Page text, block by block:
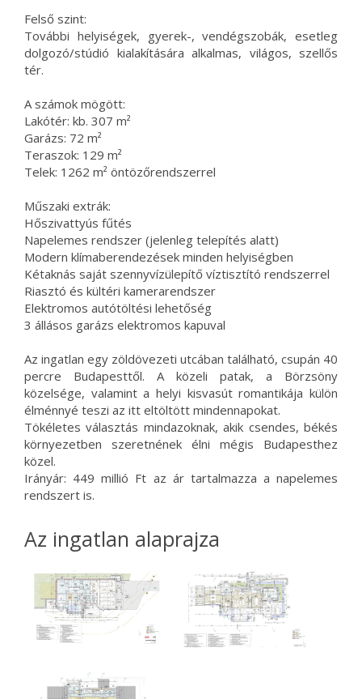
Felső szint:
További helyiségek, gyerek-, vendégszobák, esetleg
dolgozó/stúdió kialakítására alkalmas, világos, szellős
tér.
A számok mögött:
Lakótér: kb. 307 m²
Garázs: 72 m²
Teraszok: 129 m²
Telek: 1262 m² öntözőrendszerrel
Műszaki extrák:
Hőszivattyús fűtés
Napelemes rendszer (jelenleg telepítés alatt)
Modern klímaberendezések minden helyiségben
Kétaknás saját szennyvízülepítő víztisztító rendszerrel
Riasztó és kültéri kamerarendszer
Elektromos autótöltési lehetőség
3 állásos garázs elektromos kapuval
Az ingatlan egy zöldövezeti utcában található, csupán 40
percre Budapesttől. A közeli patak, a Börzsöny
közelsége, valamint a helyi kisvasút romantikája külön
élménnyé teszi az itt eltöltött mindennapokat.
Tökéletes választás mindazoknak, akik csendes, békés
környezetben szeretnének élni mégis Budapesthez
közel.
Irányár: 449 millió Ft az ár tartalmazza a napelemes
rendszert is.
Az ingatlan alaprajza